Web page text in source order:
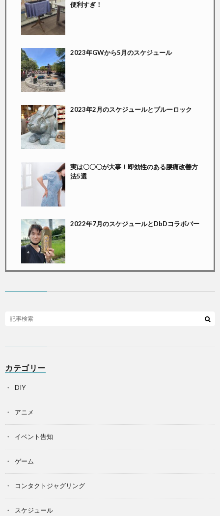
便利すぎ！
2023年GWから5月のスケジュール
2023年2月のスケジュールとブルーロック
実は〇〇〇が大事！即効性のある腰痛改善方
法5選
2022年7月のスケジュールとDbDコラボバー
カテゴリー
DIY
アニメ
イベント告知
ゲーム
コンタクトジャグリング
スケジュール